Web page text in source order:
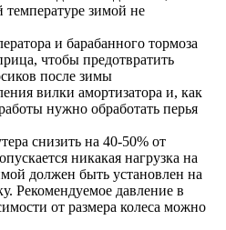
зимой не
и барабанного тормоза
чтобы предотвратить
после зимы
вилки амортизатора и, как
нужно обработать перья
снизить на 40-50% от
никакая нагрузка на
должен быть установлен на
Рекомендуемое давление в
от размера колеса можно